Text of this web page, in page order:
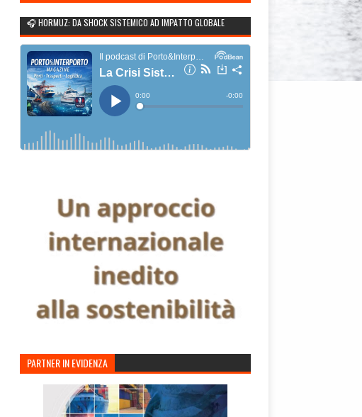
🎧 HORMUZ: DA SHOCK SISTEMICO AD IMPATTO GLOBALE
PARTNER IN EVIDENZA